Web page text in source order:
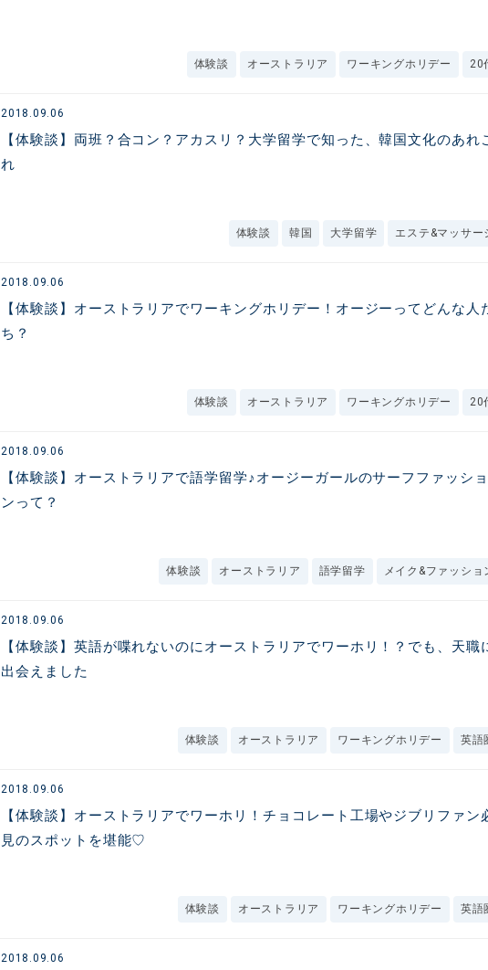
体験談 オーストラリア ワーキングホリデー 20
2018.09.06
【体験談】両班？合コン？アカスリ？大学留学で知った、韓国文化のあれ
れ
体験談 韓国 大学留学 エステ&マッサー
2018.09.06
【体験談】オーストラリアでワーキングホリデー！オージーってどんな人
ち？
体験談 オーストラリア ワーキングホリデー 20
2018.09.06
【体験談】オーストラリアで語学留学♪オージーガールのサーフファッショ
ンって？
体験談 オーストラリア 語学留学 メイク&ファッショ
2018.09.06
【体験談】英語が喋れないのにオーストラリアでワーホリ！？でも、天職
出会えました
体験談 オーストラリア ワーキングホリデー 英語
2018.09.06
【体験談】オーストラリアでワーホリ！チョコレート工場やジブリファン
見のスポットを堪能♡
体験談 オーストラリア ワーキングホリデー 英語
2018.09.06